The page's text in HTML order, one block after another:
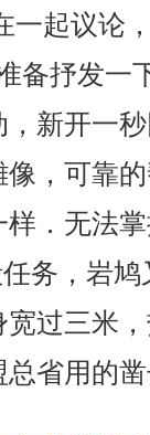
起议论
备抒发一
新开一
像，可靠
样．无法
务，岩
过三米
省用的